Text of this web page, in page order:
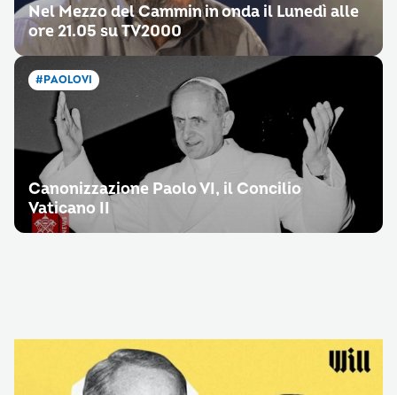
Nel Mezzo del Cammin in onda il Lunedì alle
ore 21.05 su TV2000
#PAOLOVI
Canonizzazione Paolo VI, il Concilio
Vaticano II